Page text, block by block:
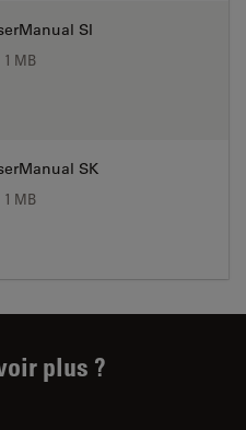
SI
1 MB
SK
1 MB
plus ?